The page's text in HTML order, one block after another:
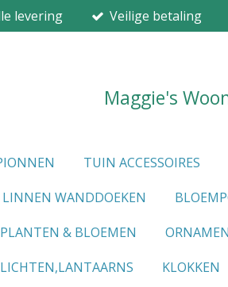
levering Veilige betaling
Maggie's
TUIN ACCESSOIRES
LINNEN WANDDOEKEN
& BLOEMEN
KLOKKEN